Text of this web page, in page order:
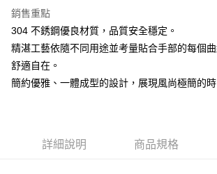
【關於「AFTEE先享後付」】
AFTEE先享後付是「在收到商品之後才付款」的支付
便利好安心！
１．簡單：不需註冊會員、不需綁卡、不需儲值。
２．便利：只要手機號碼，簡訊認證，即可結帳。
３．安心：先確認商品／服務後，再付款。
２．訂單成立數日內，您將收到繳費通知簡訊。
３．收到繳費通知簡訊後14天內，點擊此簡訊中的連
ATM付款
全家取貨付款
每筆NT$60，滿NT$1,500(含以上)免運費
銷售重點
304 不銹鋼優良材質，品質安全穩定。
精湛工藝依隨不同用途並考量貼合手部的每個
舒適自在。
簡約優雅、一體成型的設計，展現風尚極簡的時
詳細說明 商品規格